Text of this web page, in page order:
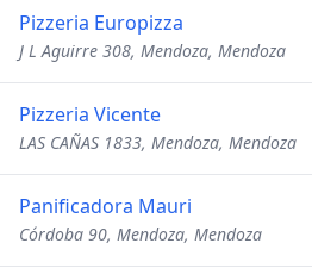
Pizzeria Europizza
J L Aguirre 308, Mendoza, Mendoza
Pizzeria Vicente
LAS CAÑAS 1833, Mendoza, Mendoza
Panificadora Mauri
Córdoba 90, Mendoza, Mendoza